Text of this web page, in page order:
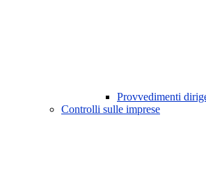
Provvedimenti
Controlli sulle imprese